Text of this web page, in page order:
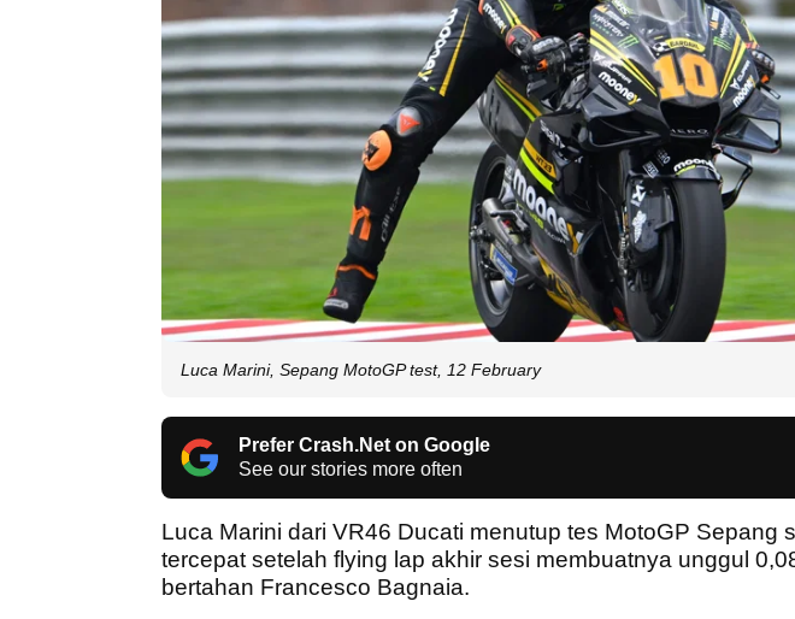
Luca Marini, Sepang MotoGP test, 12 February
Prefer Crash.Net on Google
See our stories more often
Luca Marini dari VR46 Ducati menutup tes MotoGP Sepang
tercepat setelah flying lap akhir sesi membuatnya unggul
bertahan Francesco Bagnaia.